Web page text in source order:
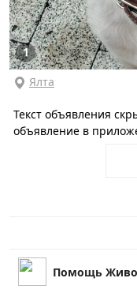
1
Ялта
Текст объявления
объявление в
Помощь